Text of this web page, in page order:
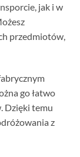
jak i w
przedmiotów,
go łatwo
Dzięki temu
z